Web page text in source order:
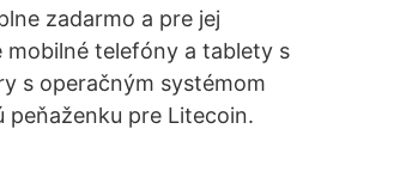
zadarmo a pre jej
mobilné telefóny a tablety s
s operačným systémom
peňaženku pre Litecoin.